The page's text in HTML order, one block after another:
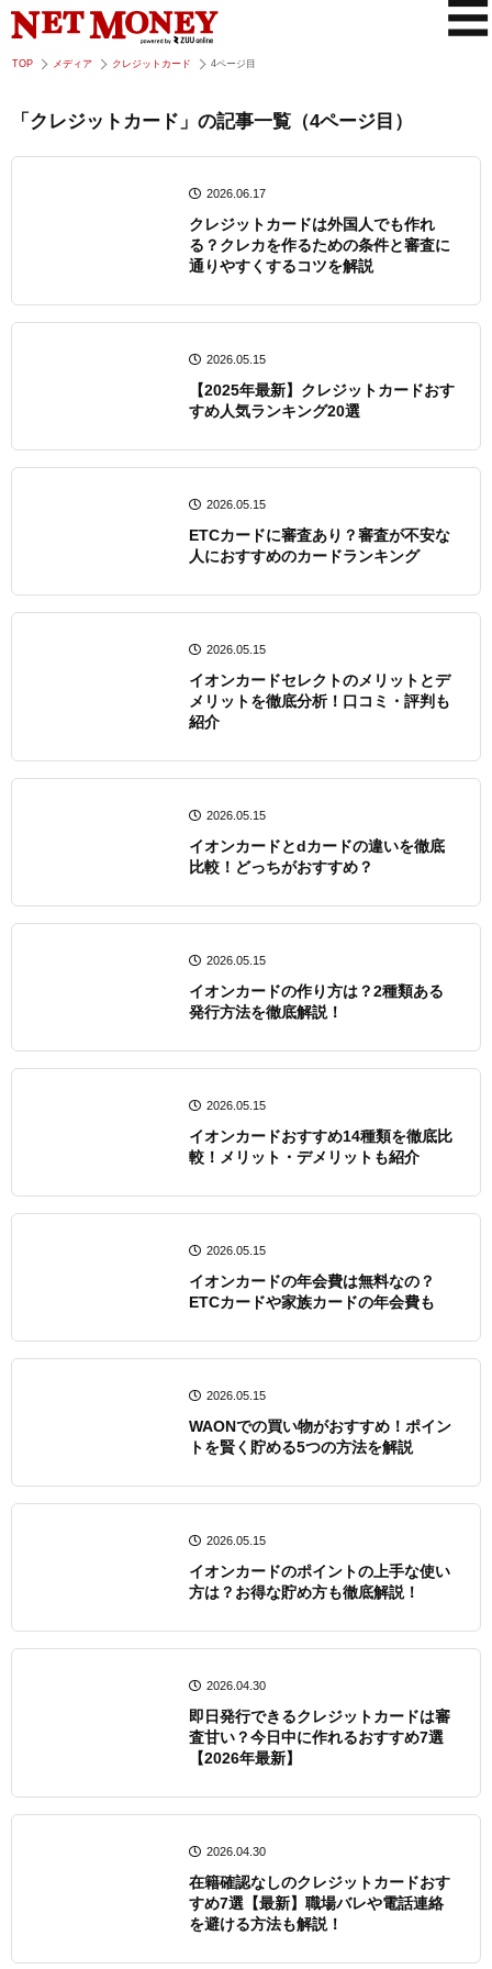
TOP メディア クレジットカード 4ページ目
「クレジットカード」の記事一覧（4ページ目）
2026.06.17
クレジットカードは外国人でも作れ
る？クレカを作るための条件と審査に
通りやすくするコツを解説
2026.05.15
【2025年最新】クレジットカードおす
すめ人気ランキング20選
2026.05.15
ETCカードに審査あり？審査が不安な
人におすすめのカードランキング
2026.05.15
イオンカードセレクトのメリットとデ
メリットを徹底分析！口コミ・評判も
紹介
2026.05.15
イオンカードとdカードの違いを徹底
比較！どっちがおすすめ？
2026.05.15
イオンカードの作り方は？2種類ある
発行方法を徹底解説！
2026.05.15
イオンカードおすすめ14種類を徹底比
較！メリット・デメリットも紹介
2026.05.15
イオンカードの年会費は無料なの？
ETCカードや家族カードの年会費も
2026.05.15
WAONでの買い物がおすすめ！ポイン
トを賢く貯める5つの方法を解説
2026.05.15
イオンカードのポイントの上手な使い
方は？お得な貯め方も徹底解説！
2026.04.30
即日発行できるクレジットカードは審
査甘い？今日中に作れるおすすめ7選
【2026年最新】
2026.04.30
在籍確認なしのクレジットカードおす
すめ7選【最新】職場バレや電話連絡
を避ける方法も解説！